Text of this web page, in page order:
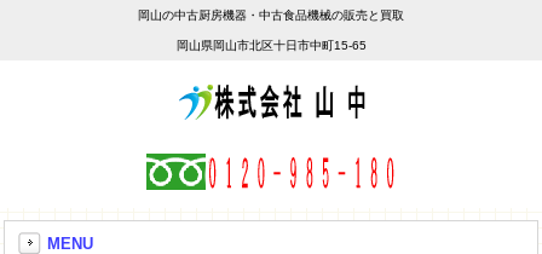
岡山の中古厨房機器・中古食品機械の販売と買取
岡山県岡山市北区十日市中町15-65
MENU